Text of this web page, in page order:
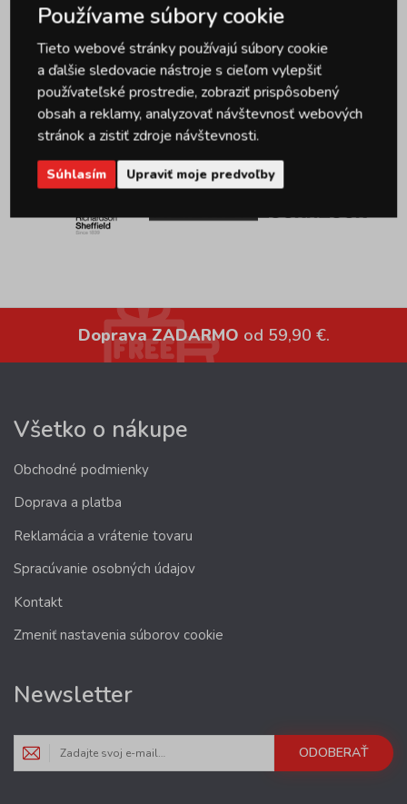
Doprava ZADARMO od 59,90 €.
Všetko o nákupe
Obchodné podmienky
Doprava a platba
Reklamácia a vrátenie tovaru
Spracúvanie osobných údajov
Kontakt
Zmeniť nastavenia súborov cookie
Newsletter
ODOBERAŤ
Používame súbory cookie
Tieto webové stránky používajú súbory cookie
a ďalšie sledovacie nástroje s cieľom vylepšiť
používateľské prostredie, zobraziť prispôsobený
obsah a reklamy, analyzovať návštevnosť webových
stránok a zistiť zdroje návštevnosti.
Súhlasím Upraviť moje predvoľby